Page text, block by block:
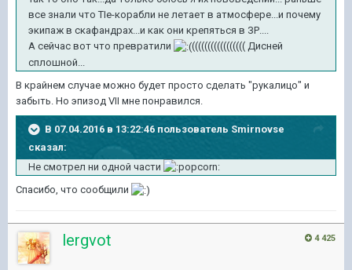
все знали что TIe-корабли не летает в атмосфере...и почему
экипаж в скафандрах...и как они крепяться в ЗР....
А сейчас вот что превратили
((((((((((((((((( Дисней
сплошной...
В крайнем случае можно будет просто сделать "рукалицо" и
забыть. Но эпизод VII мне понравился.
В 07.04.2016 в 13:22:46 пользователь Smirnovse
сказал:
Не смотрел ни одной части
Спасибо, что сообщили
4 425
lergvot